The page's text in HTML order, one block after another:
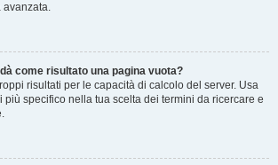
avanzata.
come risultato una pagina vuota?
risultati per le capacità di calcolo del server. Usa
più specifico nella tua scelta dei termini da ricercare e